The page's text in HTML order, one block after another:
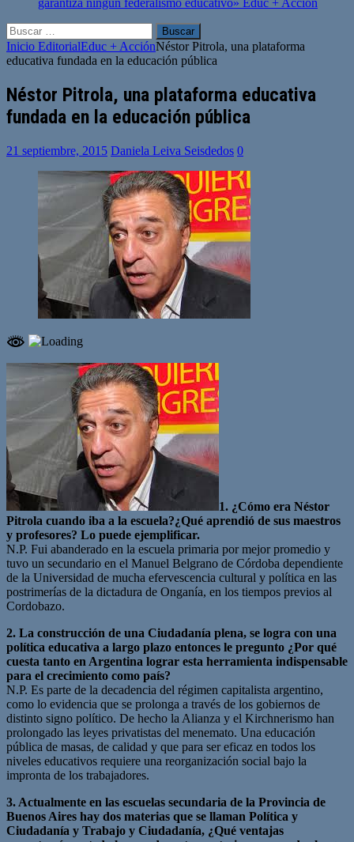
garantiza ningún federalismo educativo» Educ + Acción
Buscar:
Inicio EditorialEduc + AcciónNéstor Pitrola, una plataforma
educativa fundada en la educación pública
Néstor Pitrola, una plataforma educativa
fundada en la educación pública
21 septiembre, 2015 Daniela Leiva Seisdedos 0
1. ¿Cómo era Néstor
Pitrola cuando iba a la escuela?¿Qué aprendió de sus maestros
y profesores? Lo puede ejemplificar.
N.P. Fui abanderado en la escuela primaria por mejor promedio y
tuvo un secundario en el Manuel Belgrano de Córdoba dependiente
de la Universidad de mucha efervescencia cultural y política en las
postrimerías de la dictadura de Onganía, en los tiempos previos al
Cordobazo.
2. La construcción de una Ciudadanía plena, se logra con una
política educativa a largo plazo entonces le pregunto ¿Por qué
cuesta tanto en Argentina lograr esta herramienta indispensable
para el crecimiento como país?
N.P. Es parte de la decadencia del régimen capitalista argentino,
como lo evidencia que se prolonga a través de los gobiernos de
distinto signo político. De hecho la Alianza y el Kirchnerismo han
prolongado las leyes privatistas del menemato. Una educación
pública de masas, de calidad y que para ser eficaz en todos los
niveles educativos requiere una reorganización social bajo la
impronta de los trabajadores.
3. Actualmente en las escuelas secundaria de la Provincia de
Buenos Aires hay dos materias que se llaman Política y
Ciudadanía y Trabajo y Ciudadanía, ¿Qué ventajas